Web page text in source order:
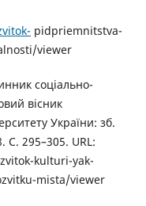
pidpriemnitstva-
viewer
соціально-
вісник
України: зб.
С. 295–305. URL:
kulturi-yak-
mista/viewer